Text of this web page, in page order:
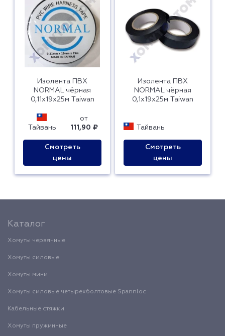
Изолента ПВХ
NORMAL чёрная
0,11х19х25м Taiwan
Тайвань
от
111,90 ₽
Смотреть
цены
Изолента ПВХ
NORMAL чёрная
0,1х19х25м Taiwan
Тайвань
Смотреть
цены
Каталог
Хомуты червячные
Хомуты силовые
Хомуты мини
Хомуты силовые четырехболтовые Spannloc
Кабельные стяжки
Хомуты пружинные